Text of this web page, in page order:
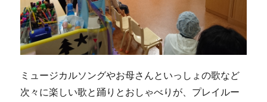
ミュージカルソングやお母さんといっしょの歌など
次々に楽しい歌と踊りとおしゃべりが、プレイルー